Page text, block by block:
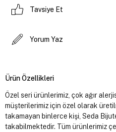
Tavsiye Et
Yorum Yaz
Ürün Özellikleri
Özel seri ürünlerimiz, çok ağır
müşterilerimiz için özel olarak
takamayan binlerce kişi, Seda
takabilmektedir. Tüm ürünlerimiz